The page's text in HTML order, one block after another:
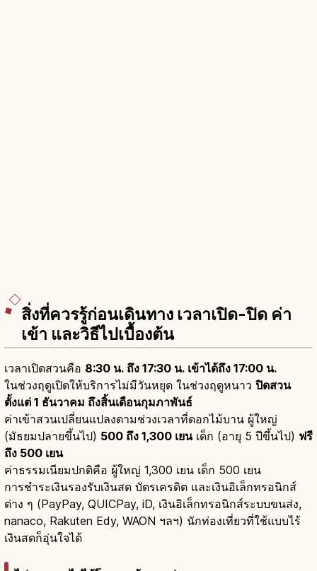
สิ่งที่ควรรู้ก่อนเดินทาง เวลาเปิด-ปิด ค่า
เข้า และวิธีไปเบื้องต้น
เวลาเปิดสวนคือ 8:30 น. ถึง 17:30 น. เข้าได้ถึง 17:00 น.
ในช่วงฤดูเปิดให้บริการไม่มีวันหยุด ในช่วงฤดูหนาว ปิดสวน
ตั้งแต่ 1 ธันวาคม ถึงสิ้นเดือนกุมภาพันธ์
ค่าเข้าสวนเปลี่ยนแปลงตามช่วงเวลาที่ดอกไม้บาน ผู้ใหญ่
(มัธยมปลายขึ้นไป) 500 ถึง 1,300 เยนเด็ก (อายุ 5 ปีขึ้นไป) ฟรี
ถึง 500 เยน
ค่าธรรมเนียมปกติคือ ผู้ใหญ่ 1,300 เยน เด็ก 500 เยน
การชำระเงินรองรับเงินสด บัตรเครดิต และเงินอิเล็กทรอนิกส์
ต่าง ๆ (PayPay, QUICPay, iD, เงินอิเล็กทรอนิกส์ระบบขนส่ง,
nanaco, Rakuten Edy, WAON ฯลฯ) นักท่องเที่ยวที่ใช้แบบไร้
เงินสดก็อุ่นใจได้